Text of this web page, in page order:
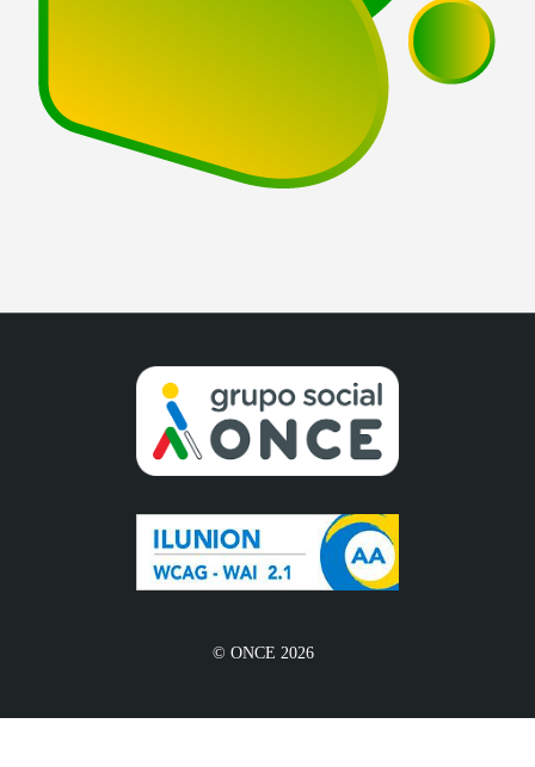
© ONCE 2026